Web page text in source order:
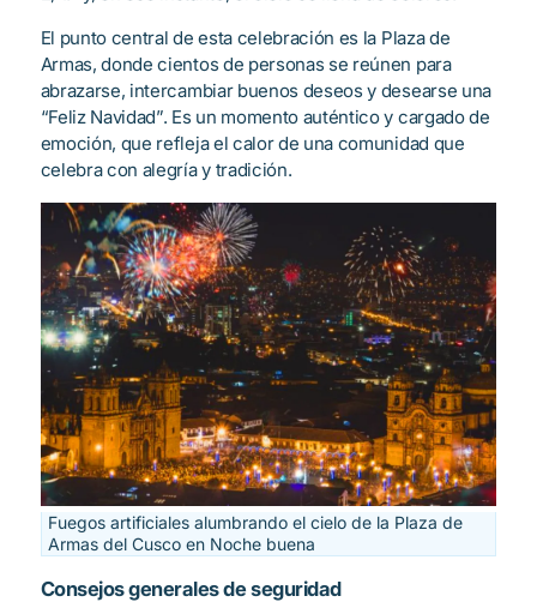
El punto central de esta celebración es la Plaza de
Armas, donde cientos de personas se reúnen para
abrazarse, intercambiar buenos deseos y desearse una
“Feliz Navidad”. Es un momento auténtico y cargado de
emoción, que refleja el calor de una comunidad que
celebra con alegría y tradición.
Fuegos artificiales alumbrando el cielo de la Plaza de
Armas del Cusco en Noche buena
Consejos generales de seguridad